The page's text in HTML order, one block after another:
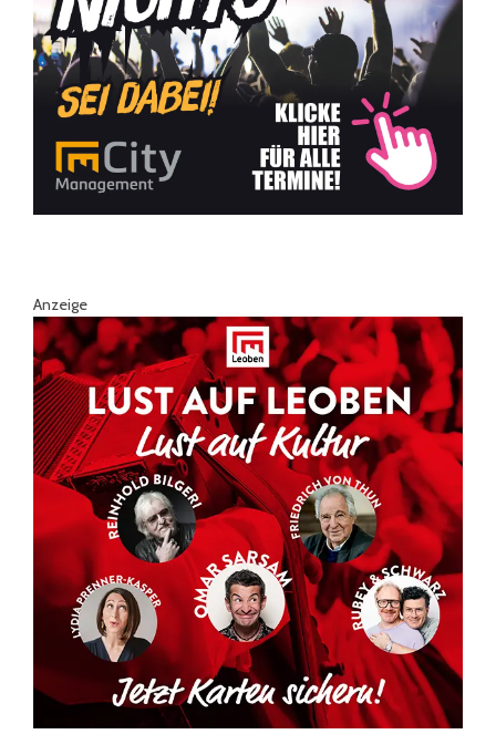
Anzeige